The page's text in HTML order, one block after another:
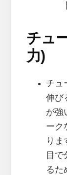
チュ
力)
チュ
伸び
が強
ーク
りま
目で
るた